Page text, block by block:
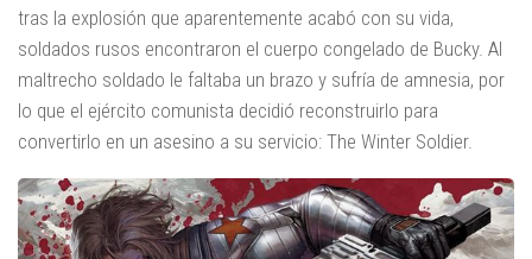
tras la explosión que aparentemente acabó con su vida,
soldados rusos encontraron el cuerpo congelado de Bucky. Al
maltrecho soldado le faltaba un brazo y sufría de amnesia, por
lo que el ejército comunista decidió reconstruirlo para
convertirlo en un asesino a su servicio: The Winter Soldier.